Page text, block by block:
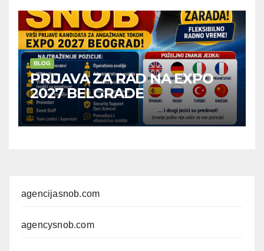
BLOG
PRIJAVA ZA RAD NA EXPO
2027 BELGRADE
agencijasnob.com
agencysnob.com